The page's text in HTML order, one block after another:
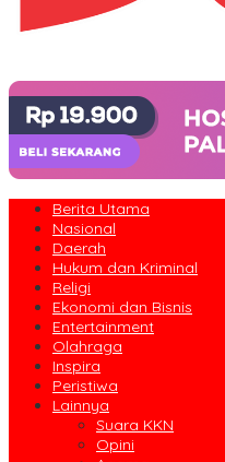
Berita Utama
Nasional
Daerah
Hukum dan Kriminal
Religi
Ekonomi dan Bisnis
Entertainment
Olahraga
Inspira
Peristiwa
Lainnya
Suara KKN
Opini